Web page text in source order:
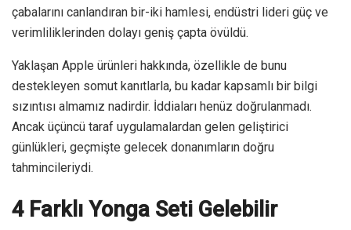
çabalarını canlandıran bir-iki hamlesi, endüstri lideri güç ve
verimliliklerinden dolayı geniş çapta övüldü.
Yaklaşan Apple ürünleri hakkında, özellikle de bunu
destekleyen somut kanıtlarla, bu kadar kapsamlı bir bilgi
sızıntısı almamız nadirdir. İddiaları henüz doğrulanmadı.
Ancak üçüncü taraf uygulamalardan gelen geliştirici
günlükleri, geçmişte gelecek donanımların doğru
tahmincileriydi.
4 Farklı Yonga Seti Gelebilir